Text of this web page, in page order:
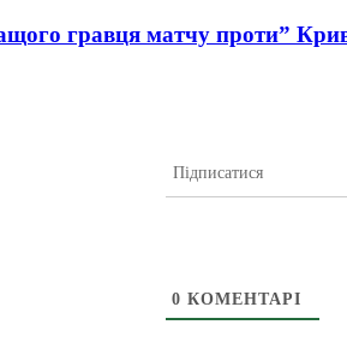
гравця матчу проти”
Підписатися
0 КОМЕНТАРІ